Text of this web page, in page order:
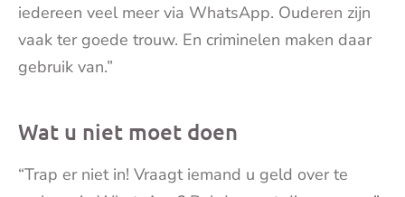
iedereen veel meer via WhatsApp. Ouderen zijn
vaak ter goede trouw. En criminelen maken daar
gebruik van.”
Wat u niet moet doen
“Trap er niet in! Vraagt iemand u geld over te